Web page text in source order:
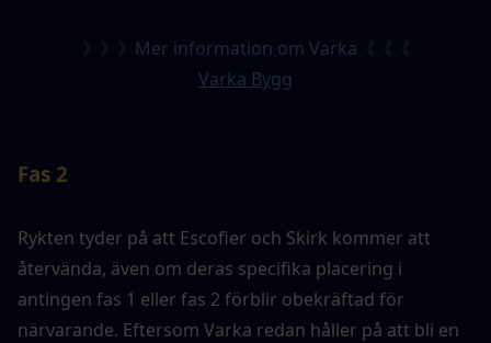
》》》Mer information om Varka《《《
Varka Bygg
Fas 2
Rykten tyder på att Escofier och Skirk kommer att
återvända, även om deras specifika placering i
antingen fas 1 eller fas 2 förblir obekräftad för
närvarande. Eftersom Varka redan håller på att bli en